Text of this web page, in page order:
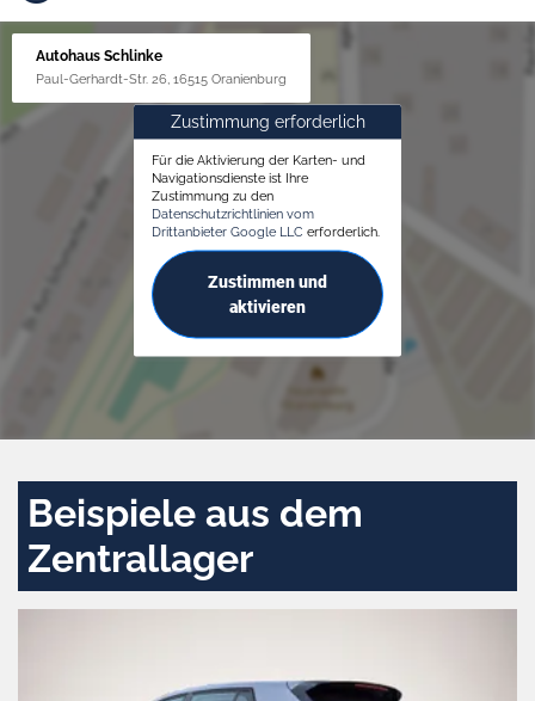
Autohaus Schlinke
Paul-Gerhardt-Str. 26, 16515 Oranienburg
Zustimmung erforderlich
Für die Aktivierung der Karten- und
Navigationsdienste ist Ihre
Zustimmung zu den
Datenschutzrichtlinien vom
Drittanbieter Google LLC erforderlich.
Zustimmen und
aktivieren
Beispiele aus dem
Zentrallager